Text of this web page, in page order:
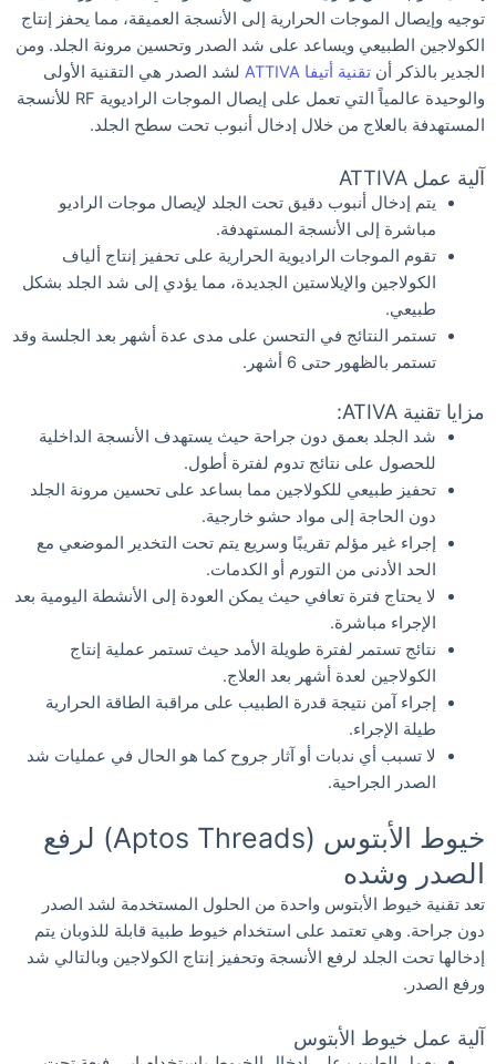
توجيه وإيصال الموجات الحرارية إلى الأنسجة العميقة، مما يحفز إنتاج
الكولاجين الطبيعي ويساعد على شد الصدر وتحسين مرونة الجلد. ومن
الجدير بالذكر أن تقنية أتيفا ATTIVA
لشد الصدر هي التقنية الأولى
والوحيدة عالمياً التي تعمل على إيصال الموجات الراديوية RF للأنسجة
المستهدفة بالعلاج من خلال إدخال أنبوب تحت سطح الجلد.
آلية عمل ATTIVA
يتم إدخال أنبوب دقيق تحت الجلد لإيصال موجات الراديو
مباشرة إلى الأنسجة المستهدفة.
تقوم الموجات الراديوية الحرارية على تحفيز إنتاج ألياف
الكولاجين والإيلاستين الجديدة، مما يؤدي إلى شد الجلد بشكل
طبيعي.
تستمر النتائج في التحسن على مدى عدة أشهر بعد الجلسة وقد
تستمر بالظهور حتى 6 أشهر.
مزايا تقنية ATIVA:
شد الجلد بعمق دون جراحة حيث يستهدف الأنسجة الداخلية
للحصول على نتائج تدوم لفترة أطول.
تحفيز طبيعي للكولاجين مما بساعد على تحسين مرونة الجلد
دون الحاجة إلى مواد حشو خارجية.
إجراء غير مؤلم تقريبًا وسريع يتم تحت التخدير الموضعي مع
الحد الأدنى من التورم أو الكدمات.
لا يحتاج فترة تعافي حيث يمكن العودة إلى الأنشطة اليومية بعد
الإجراء مباشرة.
نتائج تستمر لفترة طويلة الأمد حيث تستمر عملية إنتاج
الكولاجين لعدة أشهر بعد العلاج.
إجراء آمن نتيجة قدرة الطبيب على مراقبة الطاقة الحرارية
طيلة الإجراء.
لا تسبب أي ندبات أو آثار جروح كما هو الحال في عمليات شد
الصدر الجراحية.
خيوط الأبتوس (Aptos Threads) لرفع
الصدر وشده
تعد تقنية خيوط الأبتوس واحدة من الحلول المستخدمة لشد الصدر
دون جراحة. وهي تعتمد على استخدام خيوط طبية قابلة للذوبان يتم
إدخالها تحت الجلد لرفع الأنسجة وتحفيز إنتاج الكولاجين وبالتالي شد
ورفع الصدر.
آلية عمل خيوط الأبتوس